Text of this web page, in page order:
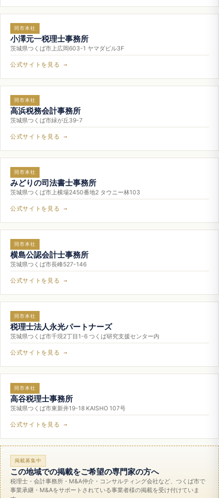
同市本社
小澤元一税理士事務所
茨城県つくば市上広岡603-1 ヤマダビル3F
公式サイトを見る →
同市本社
高浜税務会計事務所
茨城県つくば市緑が丘39-7
公式サイトを見る →
同市本社
みどりの司法書士事務所
茨城県つくば市上横場2450番地2 タウニー林103
公式サイトを見る →
同市本社
横島公認会計士事務所
茨城県つくば市長峰527-146
公式サイトを見る →
同市本社
税理士法人永光パートナーズ
茨城県つくば市千現2丁目1-6 つくば研究支援センター内
公式サイトを見る →
同市本社
高谷税理士事務所
茨城県つくば市東新井19-18 KAISHO 107号
公式サイトを見る →
掲載募集中
この地域での掲載をご希望の専門家の方へ
税理士・会計事務所・M&A仲介・コンサルティング会社など、つくば市で
事業承継・M&Aをサポートされている事業者様の掲載を受け付けていま